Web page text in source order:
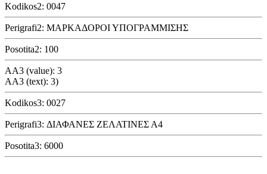
Kodikos2: 0047
Perigrafi2: ΜΑΡΚΑΔΟΡΟΙ ΥΠΟΓΡΑΜΜΙΣΗΣ
Posotita2: 100
AA3 (value): 3
AA3 (text): 3)
Kodikos3: 0027
Perigrafi3: ΔΙΑΦΑΝΕΣ ΖΕΛΑΤΙΝΕΣ Α4
Posotita3: 6000